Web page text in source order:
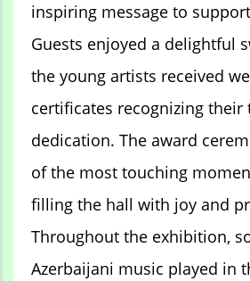
inspiring message to
Guests enjoyed a delightful
the young artists received
certificates recognizing their
dedication. The award
of the most touching
filling the hall with joy and
Throughout the exhibition,
Azerbaijani music played in